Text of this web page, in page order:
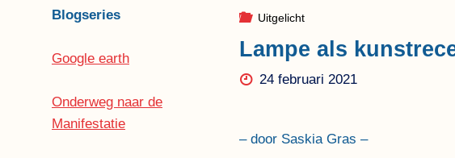
Uitgelicht
Lampe als
24 februari 2021
– door Saskia Gras –
Blogseries
Google earth
Onderweg naar de
Manifestatie